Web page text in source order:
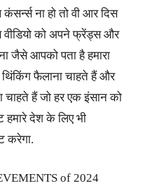
ना हो तो वी आर दिस
वीडियो को अपने फ्रेंड्स और
जैसे आपको पता है हमारा
थिंकिंग फैलाना चाहते हैं और
हैं जो हर एक इंसान को
हमारे देश के लिए भी
करेगा.
of 2024